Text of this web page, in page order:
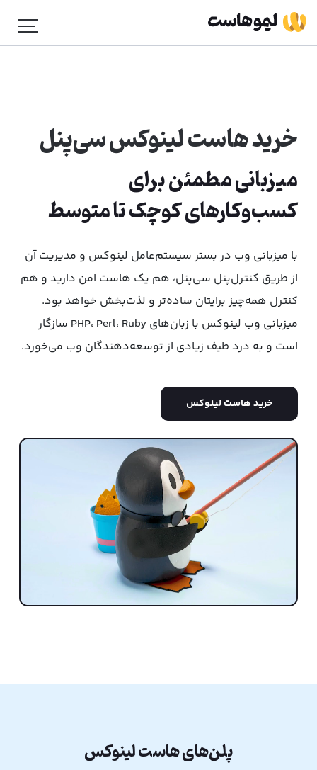
خرید هاست لینوکس سی‌پنل
میزبانی مطمئن برای
کسب‌وکارهای کوچک تا متوسط
با میزبانی وب در بستر سیستم‌عامل لینوکس و مدیریت آن
از طریق کنترل‌پنل سی‌پنل، هم یک هاست امن دارید و هم
کنترل همه‌چیز برایتان ساده‌تر و لذت‌بخش خواهد بود.
میزبانی وب لینوکس با زبان‌های PHP، Perl، Ruby سازگار
است و به درد طیف زیادی از توسعه‌دهندگان وب می‌خورد.
خرید هاست لینوکس
پلن‌های هاست لینوکس